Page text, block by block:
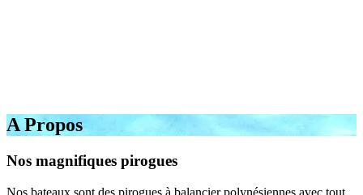
A Propos
Nos magnifiques pirogues
Nos bateaux sont des pirogues à balancier polynésiennes avec tout